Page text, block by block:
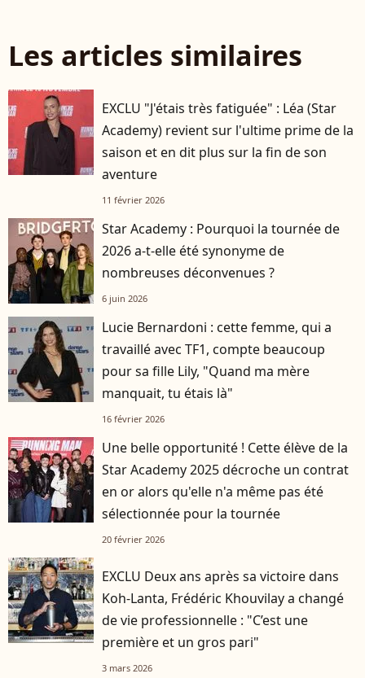
Les articles similaires
EXCLU "J'étais très fatiguée" : Léa (Star
Academy) revient sur l'ultime prime de la
saison et en dit plus sur la fin de son
aventure
11 février 2026
Star Academy : Pourquoi la tournée de
2026 a-t-elle été synonyme de
nombreuses déconvenues ?
6 juin 2026
Lucie Bernardoni : cette femme, qui a
travaillé avec TF1, compte beaucoup
pour sa fille Lily, "Quand ma mère
manquait, tu étais là"
16 février 2026
Une belle opportunité ! Cette élève de la
Star Academy 2025 décroche un contrat
en or alors qu'elle n'a même pas été
sélectionnée pour la tournée
20 février 2026
EXCLU Deux ans après sa victoire dans
Koh-Lanta, Frédéric Khouvilay a changé
de vie professionnelle : "C’est une
première et un gros pari"
3 mars 2026